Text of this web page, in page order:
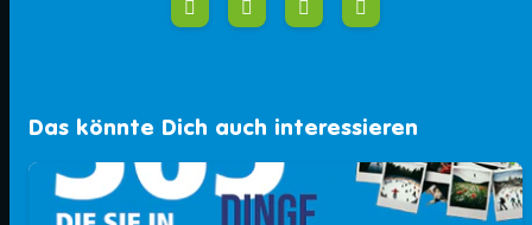
Das könnte Dich auch interessieren